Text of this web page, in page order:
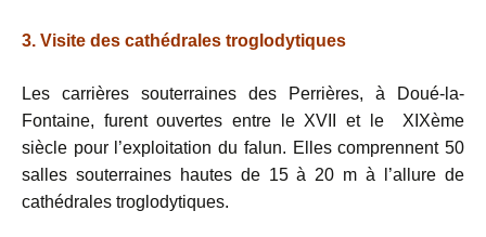
3. Visite des cathédrales troglodytiques
Les carrières souterraines des Perrières, à Doué-la-
Fontaine, furent ouvertes entre le XVII et le XIXème
siècle pour l’exploitation du falun. Elles comprennent 50
salles souterraines hautes de 15 à 20 m à l’allure de
cathédrales troglodytiques.